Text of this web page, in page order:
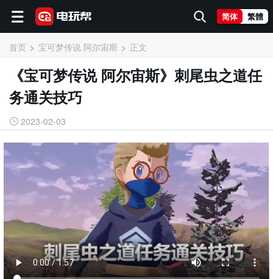
简体 繁體
首页 宝可梦传说 阿尔宙斯 正文
《宝可梦传说 阿尔宙斯》刺尾虫之道任
务通关技巧
2023-02-03